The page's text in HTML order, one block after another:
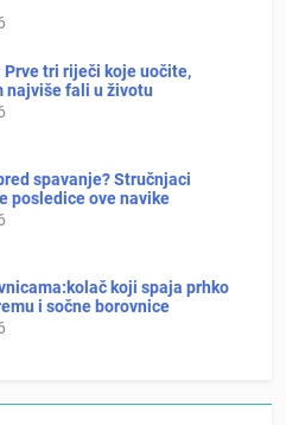
tri riječi koje uočite,
najviše fali u životu
spavanje? Stručnjaci
posledice ove navike
koji spaja prhko
i sočne borovnice